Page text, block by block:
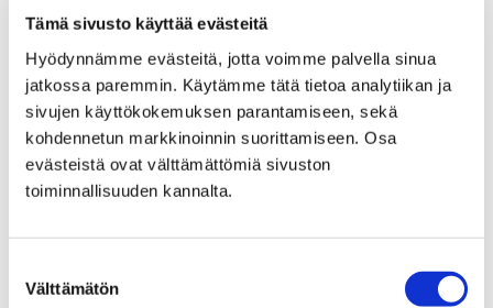
Tämä sivusto käyttää evästeitä
Hyödynnämme evästeitä, jotta voimme palvella sinua
jatkossa paremmin. Käytämme tätä tietoa analytiikan ja
sivujen käyttökokemuksen parantamiseen, sekä
kohdennetun markkinoinnin suorittamiseen. Osa
evästeistä ovat välttämättömiä sivuston
toiminnallisuuden kannalta.
valinta
Välttämätön
Turvallisuus ja varautuminen
Turvallisuus ja
varautuminen